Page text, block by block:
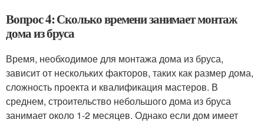
Вопрос 4: Сколько времени занимает монтаж
дома из бруса
Время, необходимое для монтажа дома из бруса,
зависит от нескольких факторов, таких как размер дома,
сложность проекта и квалификация мастеров. В
среднем, строительство небольшого дома из бруса
занимает около 1-2 месяцев. Однако если дом имеет